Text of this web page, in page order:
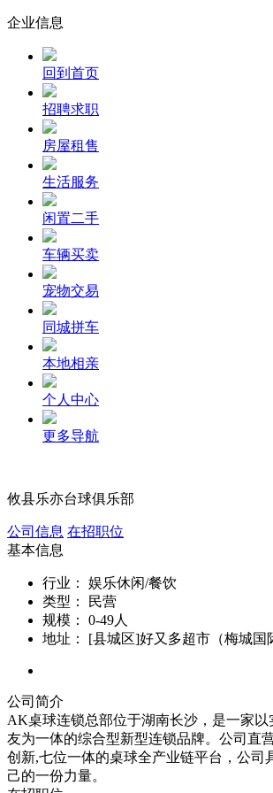
企业信息
回到首页
招聘求职
房屋租售
生活服务
闲置二手
车辆买卖
宠物交易
同城拼车
本地相亲
个人中心
更多导航
攸县乐亦台球俱乐部
公司信息 在招职位
基本信息
行业：
娱乐休闲/餐饮
类型：
民营
规模：
0-49人
地址：
[县城区]好又多超市（梅城国
公司简介
AK桌球连锁总部位于湖南长沙，是一家
友为一体的综合型新型连锁品牌。公司直
创新,七位一体的桌球全产业链平台，公
己的一份力量。